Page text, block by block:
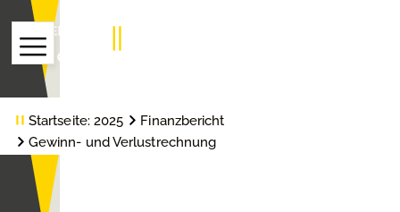
Startseite: 2025
Finanzbericht
Gewinn- und Verlustrechnung